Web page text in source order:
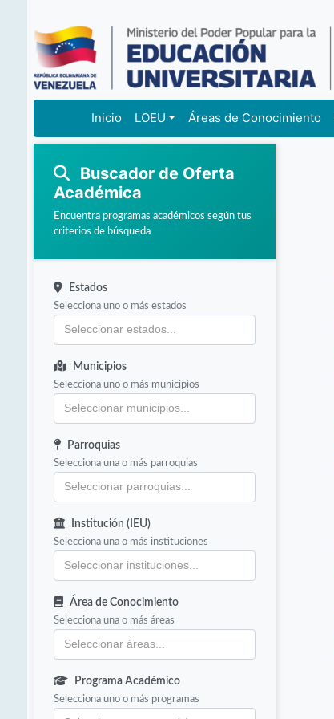
Inicio LOEU Áreas de Conocimiento
Buscador de Oferta
Académica
Encuentra programas académicos según tus
criterios de búsqueda
Estados
Selecciona uno o más estados
Municipios
Selecciona uno o más municipios
Parroquias
Selecciona una o más parroquias
Institución (IEU)
Selecciona una o más instituciones
Área de Conocimiento
Selecciona una o más áreas
Programa Académico
Selecciona uno o más programas